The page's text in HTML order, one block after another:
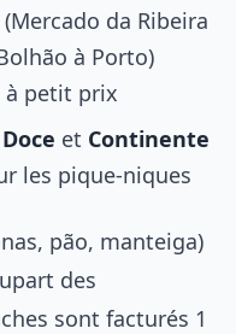
da Ribeira
à Porto)
petit prix
et Continente
les pique-niques
pão, manteiga)
des
sont facturés 1